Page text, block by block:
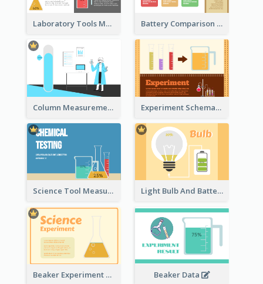
Laboratory Tools Measurement And Comparison Battery Comparison Schematic Diagram
Column Measurement Clipart Experiment Schematic Diagram
Science Tool Measurement Light Bulb And Battery Schematic Diagram
Beaker Experiment Data Beaker Data